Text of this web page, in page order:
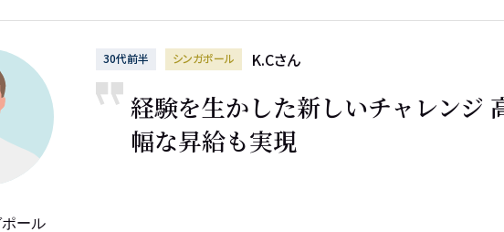
30代前半 シンガポール K.Cさん
経験を生かした新しいチャレンジ
幅な昇給も実現
ール